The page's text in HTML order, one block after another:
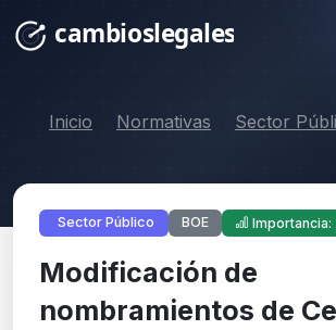
Inicio Normativas Sector
Sector Público BOE Importancia:
Modificación de
nombramientos de